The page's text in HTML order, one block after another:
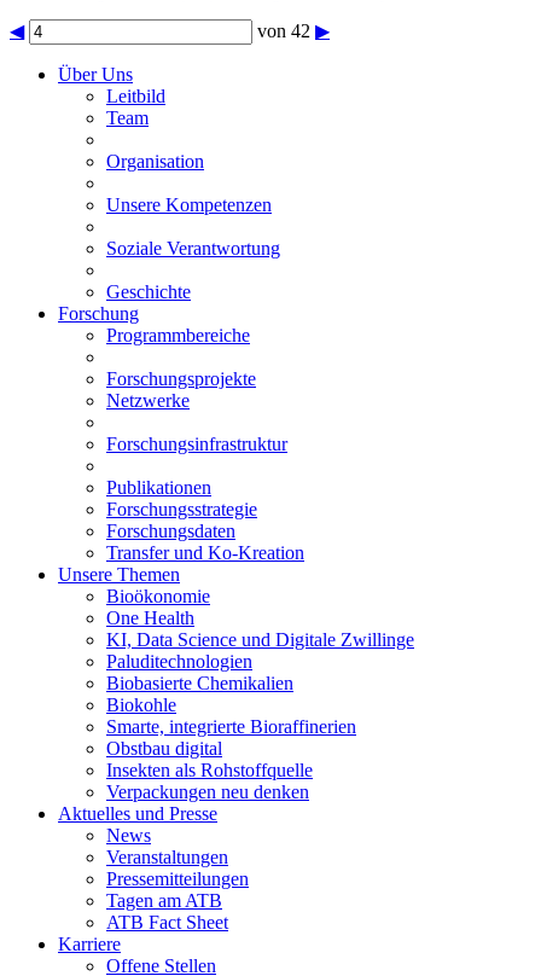
◀ von 42 ▶
Über Uns
Leitbild
Team
Organisation
Unsere Kompetenzen
Soziale Verantwortung
Geschichte
Forschung
Programmbereiche
Forschungsprojekte
Netzwerke
Forschungsinfrastruktur
Publikationen
Forschungsstrategie
Forschungsdaten
Transfer und Ko-Kreation
Unsere Themen
Bioökonomie
One Health
KI, Data Science und Digitale Zwillinge
Paluditechnologien
Biobasierte Chemikalien
Biokohle
Smarte, integrierte Bioraffinerien
Obstbau digital
Insekten als Rohstoffquelle
Verpackungen neu denken
Aktuelles und Presse
News
Veranstaltungen
Pressemitteilungen
Tagen am ATB
ATB Fact Sheet
Karriere
Offene Stellen